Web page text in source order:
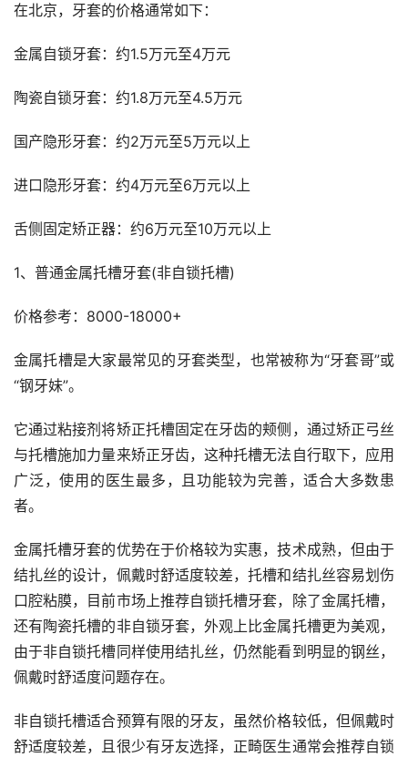
在北京，牙套的价格通常如下：
金属自锁牙套：约1.5万元至4万元
陶瓷自锁牙套：约1.8万元至4.5万元
国产隐形牙套：约2万元至5万元以上
进口隐形牙套：约4万元至6万元以上
舌侧固定矫正器：约6万元至10万元以上
1、普通金属托槽牙套(非自锁托槽)
价格参考：8000-18000+
金属托槽是大家最常见的牙套类型，也常被称为“牙套哥”或
“钢牙妹”。
它通过粘接剂将矫正托槽固定在牙齿的颊侧，通过矫正弓丝
与托槽施加力量来矫正牙齿，这种托槽无法自行取下，应用
广泛，使用的医生最多，且功能较为完善，适合大多数患
者。
金属托槽牙套的优势在于价格较为实惠，技术成熟，但由于
结扎丝的设计，佩戴时舒适度较差，托槽和结扎丝容易划伤
口腔粘膜，目前市场上推荐自锁托槽牙套，除了金属托槽，
还有陶瓷托槽的非自锁牙套，外观上比金属托槽更为美观，
由于非自锁托槽同样使用结扎丝，仍然能看到明显的钢丝，
佩戴时舒适度问题存在。
非自锁托槽适合预算有限的牙友，虽然价格较低，但佩戴时
舒适度较差，且很少有牙友选择，正畸医生通常会推荐自锁